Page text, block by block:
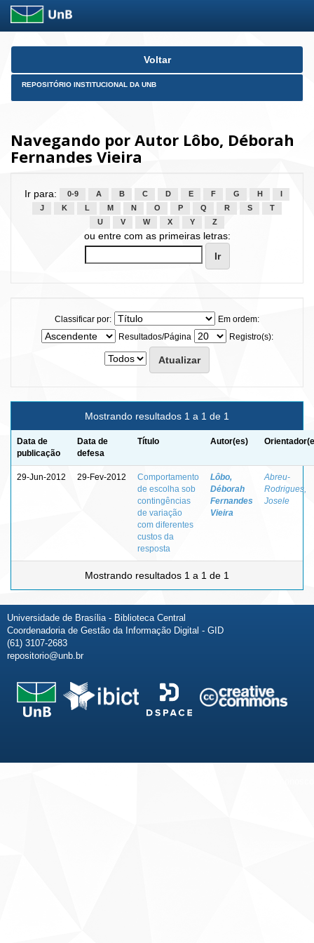
Skip
Voltar
REPOSITÓRIO INSTITUCIONAL DA UNB
Navegando por Autor Lôbo, Déborah
Fernandes Vieira
Ir para: 0-9 A B C D E F G H
J
K L M N O P Q R S
T
U
V W X Y Z
ou entre com as primeiras letras:
Classificar por:
Em ordem:
Resultados/Página
Registro(s):
Mostrando resultados 1 a 1 de 1
Data de
publicação
Data de
defesa
Título Autor(es)
29-Jun-2012 29-Fev-2012
Comportamento
de escolha sob
contingências
de variação
com diferentes
custos da
resposta
Lôbo,
Déborah
Fernandes
Vieira
Abreu-
Rodrigues,
Josele
Mostrando resultados 1 a 1 de 1
Universidade de Brasília - Biblioteca Central
Coordenadoria de Gestão da Informação Digital - GID
(61) 3107-2683
repositorio@unb.br